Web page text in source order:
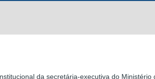
da secretária-executiva do Ministério